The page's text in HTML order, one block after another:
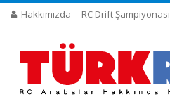
Hakkımızda RC Drift Şampiyonası